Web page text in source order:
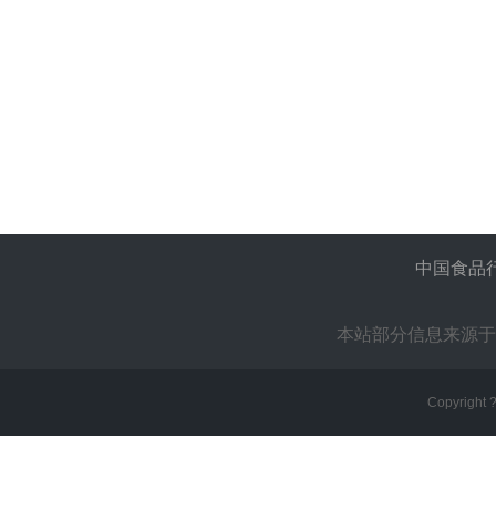
中国食品
本站部分信息来源
Copyright